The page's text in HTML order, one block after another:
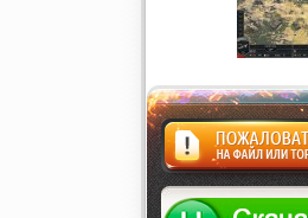
Жалоба